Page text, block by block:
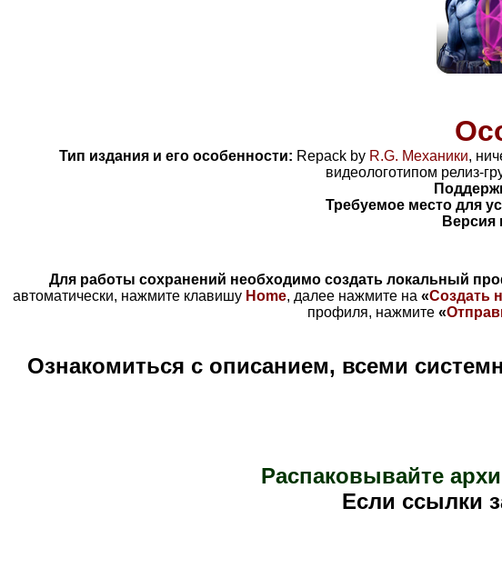
Тип издания и его особенности: Repack by R.G. Механики,
видеологотипом релиз-
Требуемое место для
Версия
Для работы сохранений необходимо создать локальный
автоматически, нажмите клавишу Home, далее нажмите на «Создать
профиля, нажмите «
Ознакомиться с описанием, всеми
Распаковывайте
Если ссылки